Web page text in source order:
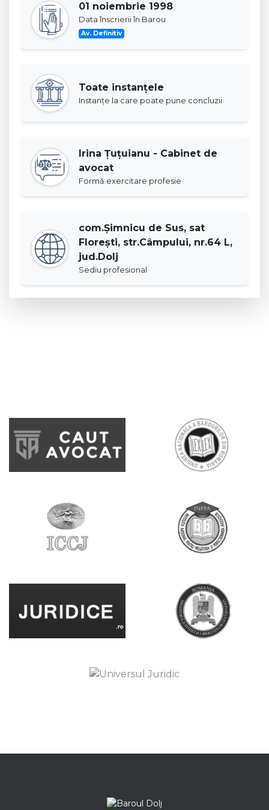
01 noiembrie 1998
Data înscrierii în Barou
Av. Definitiv
Toate instanţele
Instanţe la care poate pune concluzii
Irina Ţuţuianu - Cabinet de
avocat
Formă exercitare profesie
com.Șimnicu de Sus, sat
Florești, str.Câmpului, nr.64 L,
jud.Dolj
Sediu profesional